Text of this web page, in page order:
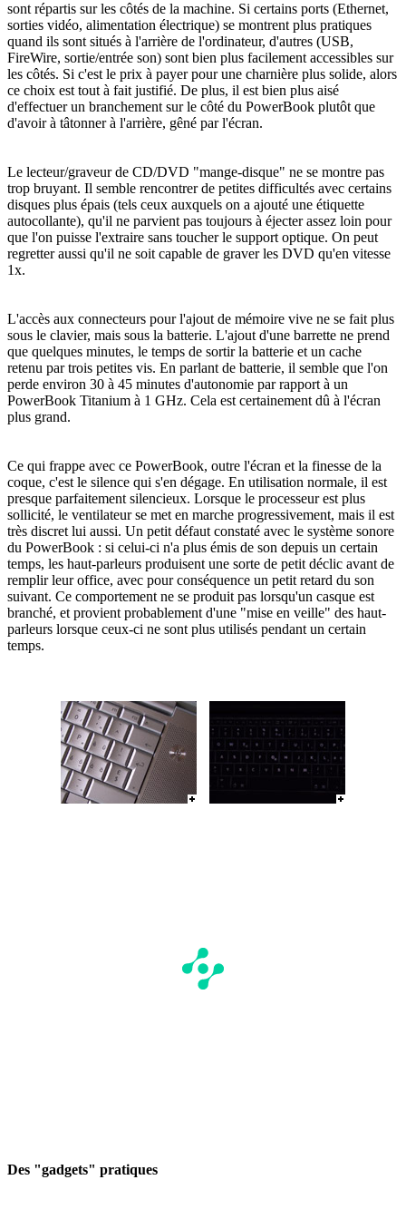
sont répartis sur les côtés de la machine. Si certains ports (Ethernet,
sorties vidéo, alimentation électrique) se montrent plus pratiques
quand ils sont situés à l'arrière de l'ordinateur, d'autres (USB,
FireWire, sortie/entrée son) sont bien plus facilement accessibles sur
les côtés. Si c'est le prix à payer pour une charnière plus solide, alors
ce choix est tout à fait justifié. De plus, il est bien plus aisé
d'effectuer un branchement sur le côté du PowerBook plutôt que
d'avoir à tâtonner à l'arrière, gêné par l'écran.
Le lecteur/graveur de CD/DVD "mange-disque" ne se montre pas
trop bruyant. Il semble rencontrer de petites difficultés avec certains
disques plus épais (tels ceux auxquels on a ajouté une étiquette
autocollante), qu'il ne parvient pas toujours à éjecter assez loin pour
que l'on puisse l'extraire sans toucher le support optique. On peut
regretter aussi qu'il ne soit capable de graver les DVD qu'en vitesse
1x.
L'accès aux connecteurs pour l'ajout de mémoire vive ne se fait plus
sous le clavier, mais sous la batterie. L'ajout d'une barrette ne prend
que quelques minutes, le temps de sortir la batterie et un cache
retenu par trois petites vis. En parlant de batterie, il semble que l'on
perde environ 30 à 45 minutes d'autonomie par rapport à un
PowerBook Titanium à 1 GHz. Cela est certainement dû à l'écran
plus grand.
Ce qui frappe avec ce PowerBook, outre l'écran et la finesse de la
coque, c'est le silence qui s'en dégage. En utilisation normale, il est
presque parfaitement silencieux. Lorsque le processeur est plus
sollicité, le ventilateur se met en marche progressivement, mais il est
très discret lui aussi. Un petit défaut constaté avec le système sonore
du PowerBook : si celui-ci n'a plus émis de son depuis un certain
temps, les haut-parleurs produisent une sorte de petit déclic avant de
remplir leur office, avec pour conséquence un petit retard du son
suivant. Ce comportement ne se produit pas lorsqu'un casque est
branché, et provient probablement d'une "mise en veille" des haut-
parleurs lorsque ceux-ci ne sont plus utilisés pendant un certain
temps.
Des "gadgets" pratiques